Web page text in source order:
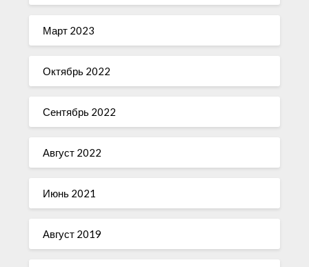
Март 2023
Октябрь 2022
Сентябрь 2022
Август 2022
Июнь 2021
Август 2019